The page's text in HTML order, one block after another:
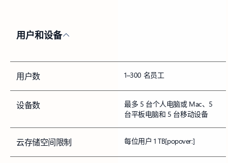
用户和设备
用户数 1–300 名员工
设备数
最多 5 台个人电脑或 Mac、5
台平板电脑和 5 台移动设备
云存储空间限制 每位用户 1 TB[popover:]